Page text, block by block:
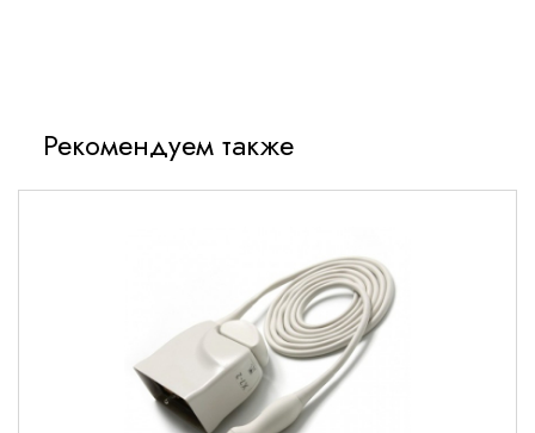
Полная совместимость с УЗИ-аппаратами Philips
Основные характеристики
Частотный диапазон: 3-9 МГц
Количество элементов: 192
Рекомендуем также